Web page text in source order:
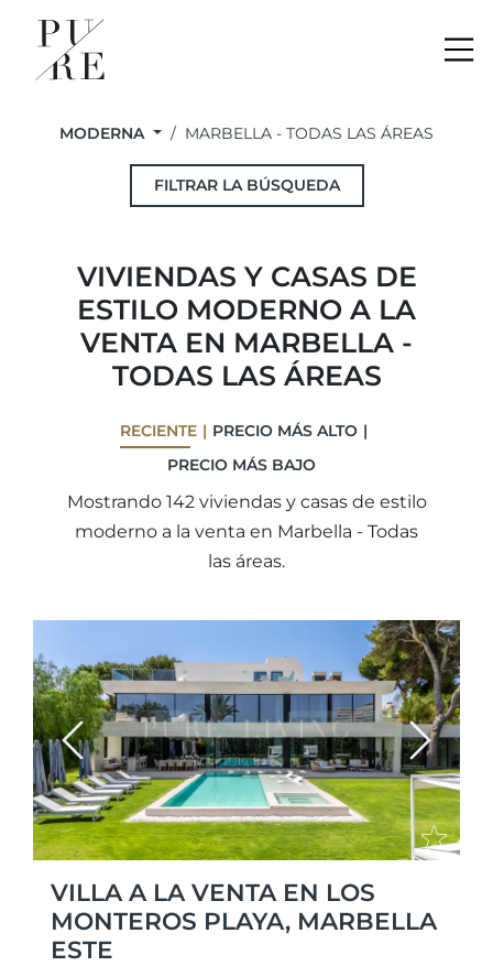
MODERNA MARBELLA - TODAS LAS ÁREAS
FILTRAR LA BÚSQUEDA
VIVIENDAS Y CASAS DE
ESTILO MODERNO A LA
VENTA EN MARBELLA -
TODAS LAS ÁREAS
RECIENTE
PRECIO MÁS ALTO
PRECIO MÁS BAJO
Mostrando 142 viviendas y casas de estilo
moderno a la venta en Marbella - Todas
las áreas.
Previous Next
VILLA A LA VENTA EN LOS
MONTEROS PLAYA, MARBELLA
ESTE